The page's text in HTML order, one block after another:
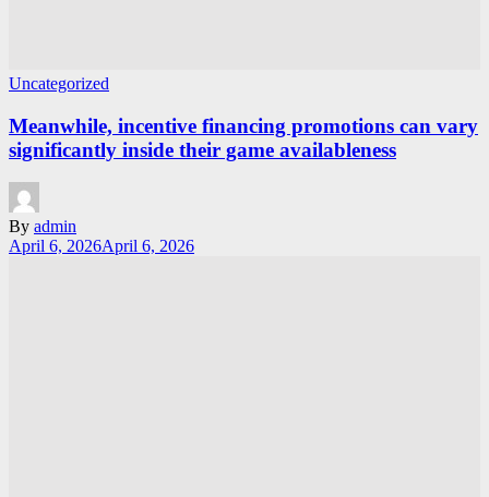
Uncategorized
Meanwhile, incentive financing promotions can vary
significantly inside their game availableness
By admin
April 6, 2026April 6, 2026